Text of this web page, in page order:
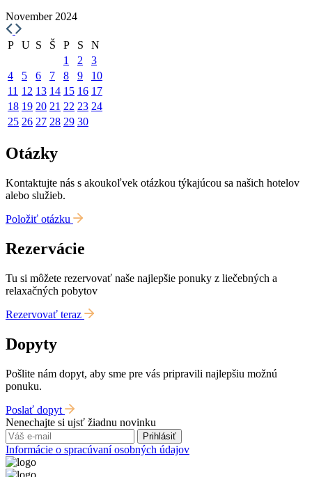
November 2024
P U S Š P S
N
1
2
3
4
5 6 7 8 9
10
11 12 13 14 15 16 17
18 19 20 21 22 23 24
25 26 27 28 29 30
Otázky
Kontaktujte nás s akoukoľvek otázkou týkajúcou sa našich hotelov
alebo služieb.
Položiť otázku
Rezervácie
Tu si môžete rezervovať naše najlepšie ponuky z liečebných a
relaxačných pobytov
Rezervovať teraz
Dopyty
Pošlite nám dopyt, aby sme pre vás pripravili najlepšiu možnú
ponuku.
Poslať dopyt
Nenechajte si ujsť žiadnu novinku
Prihlásiť
Informácie o spracúvaní osobných údajov